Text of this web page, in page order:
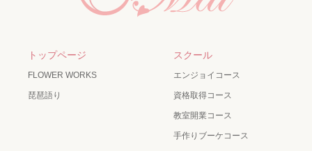
トップページ
FLOWER WORKS
琵琶語り
スクール
エンジョイコース
資格取得コース
教室開業コース
手作りブーケコース